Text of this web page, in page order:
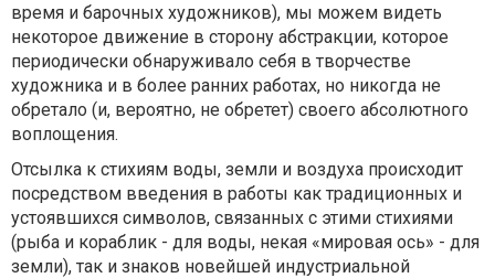
время и барочных художников), мы можем видеть
некоторое движение в сторону абстракции, которое
периодически обнаруживало себя в творчестве
художника и в более ранних работах, но никогда не
обретало (и, вероятно, не обретет) своего абсолютного
воплощения.
Отсылка к стихиям воды, земли и воздуха происходит
посредством введения в работы как традиционных и
устоявшихся символов, связанных с этими стихиями
(рыба и кораблик - для воды, некая «мировая ось» - для
земли), так и знаков новейшей индустриальной